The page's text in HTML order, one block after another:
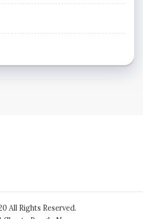
All Rights Reserved.